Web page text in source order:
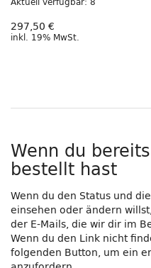
297,50 €
inkl. 19% MwSt.
Wenn du
bestellt hast
Wenn du den Status und
einsehen oder ändern
der E-Mails, die wir dir im
Wenn du den Link nicht
folgenden Button, um ein